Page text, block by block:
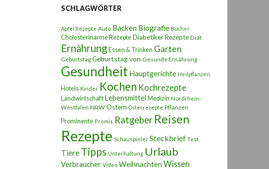
SCHLAGWÖRTER
Apfel Rezepte Auto Backen Biografie Bücher
Cholesterinarme Rezepte Diabetiker Rezepte Diät
Ernährung Essen & Trinken Garten
Geburtstag Geburtstag von Gesunde Ernährung
Gesundheit Hauptgerichte Heilpflanzen
Hotels Kinder Kochen Kochrezepte
LandwirtschaftLebensmittel Medizin Nordrhein-
Westfalen NRW Ostern Osterrezepte Pflanzen
Prominente Promis Ratgeber Reisen
Rezepte Schauspieler Steckbrief Test
Tiere Tipps Unterhaltung Urlaub
Verbraucher Video Weihnachten Wissen